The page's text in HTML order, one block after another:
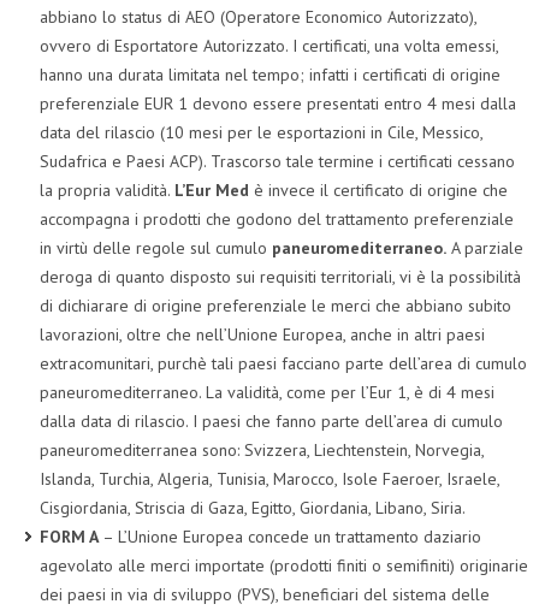
abbiano lo status di AEO (Operatore Economico Autorizzato),
ovvero di Esportatore Autorizzato. I certificati, una volta emessi,
hanno una durata limitata nel tempo; infatti i certificati di origine
preferenziale EUR 1 devono essere presentati entro 4 mesi dalla
data del rilascio (10 mesi per le esportazioni in Cile, Messico,
Sudafrica e Paesi ACP). Trascorso tale termine i certificati cessano
la propria validità. L’Eur Med è invece il certificato di origine che
accompagna i prodotti che godono del trattamento preferenziale
in virtù delle regole sul cumulo paneuromediterraneo. A parziale
deroga di quanto disposto sui requisiti territoriali, vi è la possibilità
di dichiarare di origine preferenziale le merci che abbiano subito
lavorazioni, oltre che nell’Unione Europea, anche in altri paesi
extracomunitari, purchè tali paesi facciano parte dell’area di cumulo
paneuromediterraneo. La validità, come per l’Eur 1, è di 4 mesi
dalla data di rilascio. I paesi che fanno parte dell’area di cumulo
paneuromediterranea sono: Svizzera, Liechtenstein, Norvegia,
Islanda, Turchia, Algeria, Tunisia, Marocco, Isole Faeroer, Israele,
Cisgiordania, Striscia di Gaza, Egitto, Giordania, Libano, Siria.
FORM A– L’Unione Europea concede un trattamento daziario
agevolato alle merci importate (prodotti finiti o semifiniti) originarie
dei paesi in via di sviluppo (PVS), beneficiari del sistema delle